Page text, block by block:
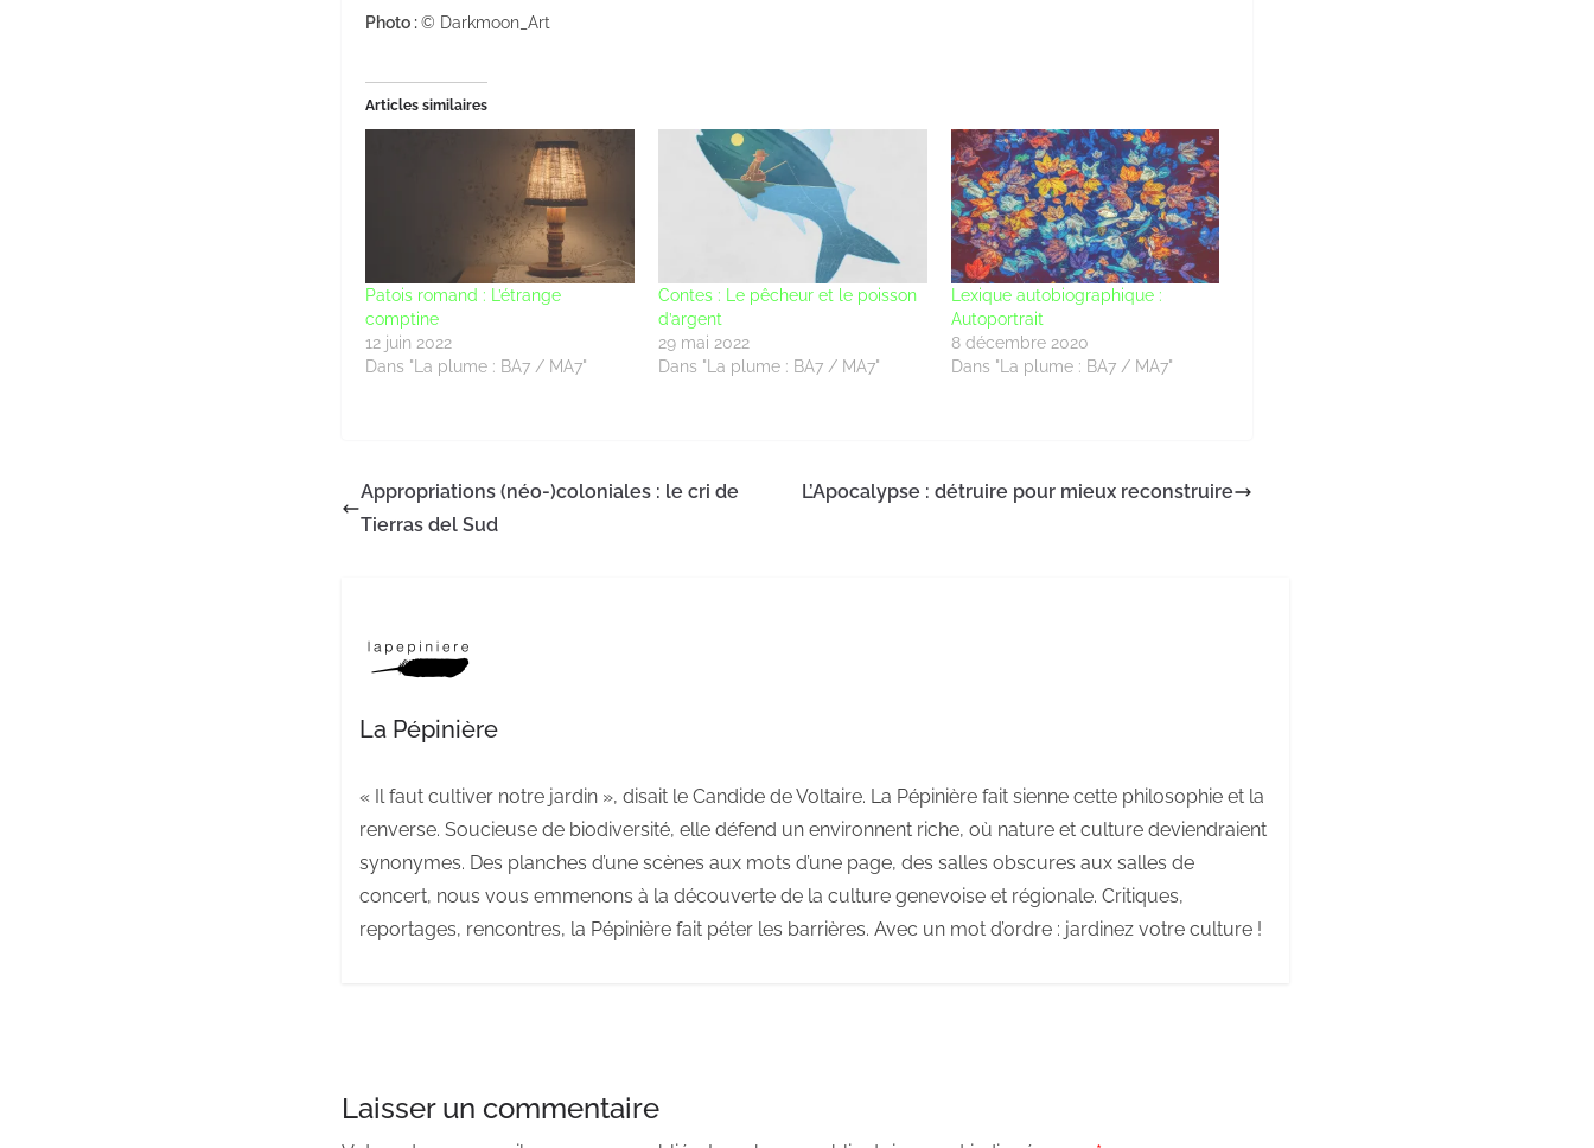
Photo :© Darkmoon_Art
Articles similaires
Patois romand : L’étrange
comptine
12 juin 2022
Dans "La plume : BA7 / MA7"
Contes : Le pêcheur et le poisson
d’argent
29 mai 2022
Dans "La plume : BA7 / MA7"
Lexique autobiographique :
Autoportrait
8 décembre 2020
Dans "La plume : BA7 / MA7"
Appropriations (néo-)coloniales : le cri de
Tierras del Sud
L’Apocalypse : détruire pour mieux reconstruire
La Pépinière
« Il faut cultiver notre jardin », disait le Candide de Voltaire. La Pépinière fait sienne cette philosophie et la
renverse. Soucieuse de biodiversité, elle défend un environnent riche, où nature et culture deviendraient
synonymes. Des planches d’une scènes aux mots d’une page, des salles obscures aux salles de
concert, nous vous emmenons à la découverte de la culture genevoise et régionale. Critiques,
reportages, rencontres, la Pépinière fait péter les barrières. Avec un mot d’ordre : jardinez votre culture !
Laisser un commentaire